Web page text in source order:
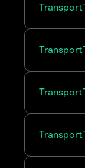
Transport
Transport
Transport
Transport